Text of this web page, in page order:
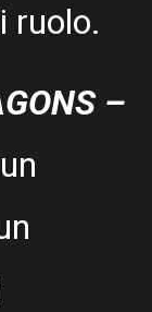
ruolo.
–